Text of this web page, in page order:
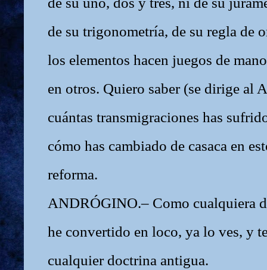
de su trigonometría, de su regla de
los elementos hacen juegos de
en otros. Quiero saber (se dirige al
cuántas transmigraciones has
cómo has cambiado de casaca en
reforma.
ANDRÓGINO.– Como cualquiera
he convertido en loco, ya lo ves, y
cualquier doctrina antigua.